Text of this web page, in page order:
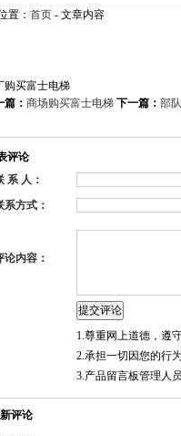
置： 首页 - 文章内容
购买富士电梯
篇： 商场购买富士电梯 下一篇： 部
评论
系 人：
系方式：
论内容：
1.尊重网上道德，遵
2.承担一切因您的行
3.产品留言板管理人
评论